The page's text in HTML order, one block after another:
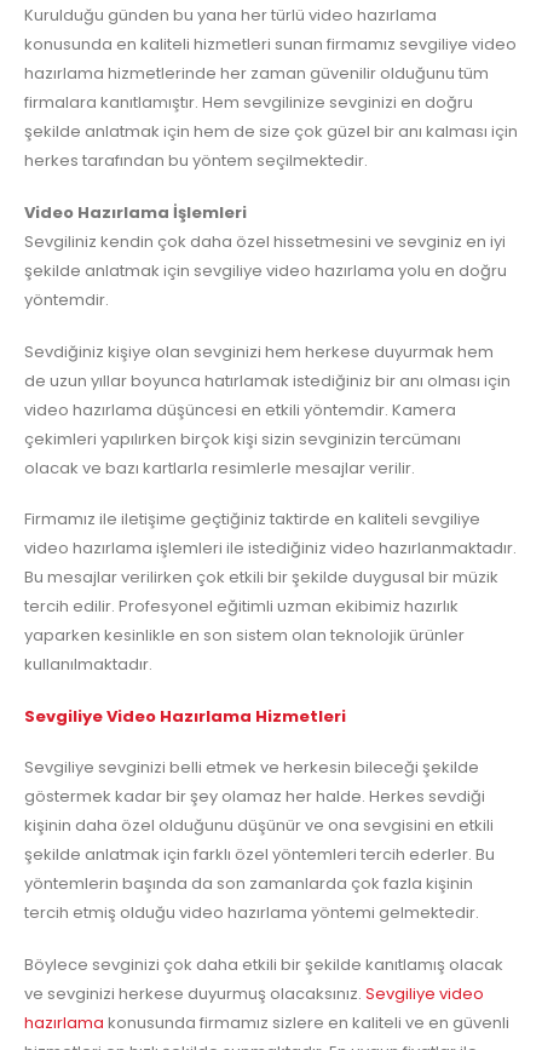
Kurulduğu günden bu yana her türlü video hazırlama
konusunda en kaliteli hizmetleri sunan firmamız sevgiliye video
hazırlama hizmetlerinde her zaman güvenilir olduğunu tüm
firmalara kanıtlamıştır. Hem sevgilinize sevginizi en doğru
şekilde anlatmak için hem de size çok güzel bir anı kalması için
herkes tarafından bu yöntem seçilmektedir.
Video Hazırlama İşlemleri
Sevgiliniz kendin çok daha özel hissetmesini ve sevginiz en iyi
şekilde anlatmak için sevgiliye video hazırlama yolu en doğru
yöntemdir.
Sevdiğiniz kişiye olan sevginizi hem herkese duyurmak hem
de uzun yıllar boyunca hatırlamak istediğiniz bir anı olması için
video hazırlama düşüncesi en etkili yöntemdir. Kamera
çekimleri yapılırken birçok kişi sizin sevginizin tercümanı
olacak ve bazı kartlarla resimlerle mesajlar verilir.
Firmamız ile iletişime geçtiğiniz taktirde en kaliteli sevgiliye
video hazırlama işlemleri ile istediğiniz video hazırlanmaktadır.
Bu mesajlar verilirken çok etkili bir şekilde duygusal bir müzik
tercih edilir. Profesyonel eğitimli uzman ekibimiz hazırlık
yaparken kesinlikle en son sistem olan teknolojik ürünler
kullanılmaktadır.
Sevgiliye Video Hazırlama Hizmetleri
Sevgiliye sevginizi belli etmek ve herkesin bileceği şekilde
göstermek kadar bir şey olamaz her halde. Herkes sevdiği
kişinin daha özel olduğunu düşünür ve ona sevgisini en etkili
şekilde anlatmak için farklı özel yöntemleri tercih ederler. Bu
yöntemlerin başında da son zamanlarda çok fazla kişinin
tercih etmiş olduğu video hazırlama yöntemi gelmektedir.
Böylece sevginizi çok daha etkili bir şekilde kanıtlamış olacak
ve sevginizi herkese duyurmuş olacaksınız. Sevgiliye video
hazırlama konusunda firmamız sizlere en kaliteli ve en güvenli